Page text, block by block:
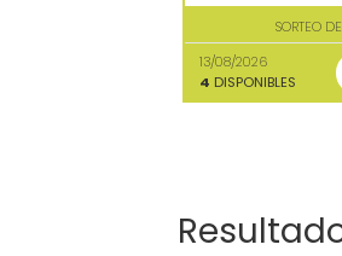
SORTEO
13/08/2026
4 DISPONIBLES